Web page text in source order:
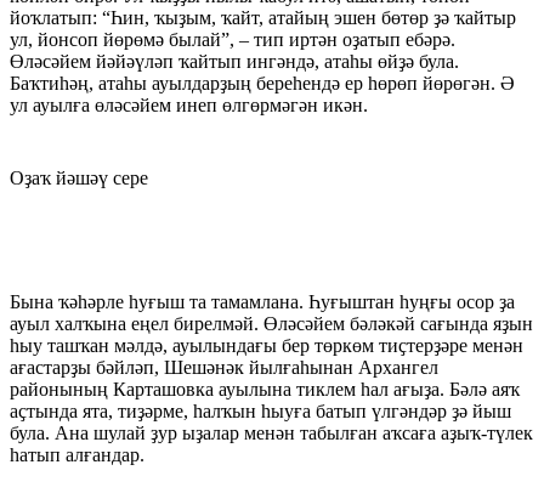
йоҡлатып: “Һин, ҡыҙым, ҡайт, атайың эшен бөтөр ҙә ҡайтыр
ул, йонсоп йөрөмә былай”, – тип иртән оҙатып ебәрә.
Өләсәйем йәйәүләп ҡайтып ингәндә, атаһы өйҙә була.
Баҡтиһәң, атаһы ауылдарҙың береһендә ер һөрөп йөрөгән. Ә
ул ауылға өләсәйем инеп өлгөрмәгән икән.
Оҙаҡ йәшәү сере
Бына ҡәһәрле һуғыш та тамамлана. Һуғыштан һуңғы осор ҙа
ауыл халҡына еңел бирелмәй. Өләсәйем бәләкәй сағында яҙын
һыу ташҡан мәлдә, ауы­лындағы бер төркөм тиҫтерҙәре менән
ағастарҙы бәйләп, Шешәнәк йылғаһынан Архангел
районының Карташовка ауылына тиклем һал ағыҙа. Бәлә аяҡ
аҫтында ята, тиҙәрме, һалҡын һыуға батып үлгәндәр ҙә йыш
була. Ана шулай ҙур ыҙалар менән табылған аҡсаға аҙыҡ-түлек
һатып алғандар.